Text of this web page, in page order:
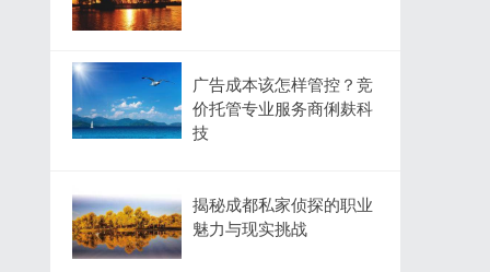
广告成本该怎样管控？竞
价托管专业服务商俐麸科
技
揭秘成都私家侦探的职业
魅力与现实挑战